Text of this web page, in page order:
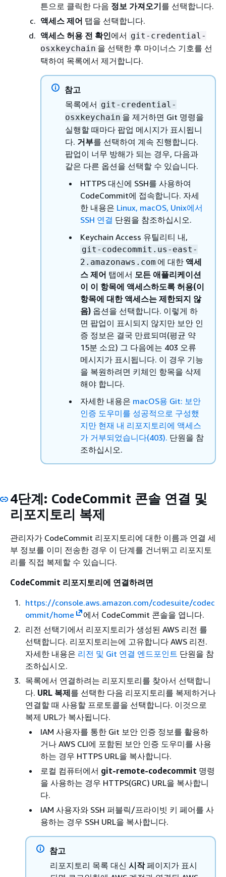
튼으로 클릭한 다음 정보 가져오기를 선택합니다.
액세스 제어 탭을 선택합니다.
액세스 허용 전 확인에서 git-credential-
osxkeychain 을 선택한 후 마이너스 기호를 선
택하여 목록에서 제거합니다.
참고
목록에서 git-credential-
osxkeychain 을 제거하면 Git 명령을
실행할 때마다 팝업 메시지가 표시됩니
다. 거부를 선택하여 계속 진행합니다.
팝업이 너무 방해가 되는 경우, 다음과
같은 다른 옵션을 선택할 수 있습니다.
HTTPS 대신에 SSH를 사용하여
CodeCommit에 접속합니다. 자세
한 내용은 Linux, macOS, Unix에서
SSH 연결 단원을 참조하십시오.
Keychain Access 유틸리티 내,
git-codecommit.us-east-
2.amazonaws.com 에 대한 액세
스 제어 탭에서 모든 애플리케이션
이 이 항목에 액세스하도록 허용(이
항목에 대한 액세스는 제한되지 않
음) 옵션을 선택합니다. 이렇게 하
면 팝업이 표시되지 않지만 보안 인
증 정보은 결국 만료되며(평균 약
15분 소요) 그 다음에는 403 오류
메시지가 표시됩니다. 이 경우 기능
을 복원하려면 키체인 항목을 삭제
해야 합니다.
자세한 내용은 macOS용 Git: 보안
인증 도우미를 성공적으로 구성했
지만 현재 내 리포지토리에 액세스
가 거부되었습니다(403). 단원을 참
조하십시오.
4단계: CodeCommit 콘솔 연결 및
리포지토리 복제
관리자가 CodeCommit 리포지토리에 대한 이름과 연결 세
부 정보를 이미 전송한 경우 이 단계를 건너뛰고 리포지토
리를 직접 복제할 수 있습니다.
CodeCommit 리포지토리에 연결하려면
https://console.aws.amazon.com/codesuite/codec
ommit/home
에서 CodeCommit 콘솔을 엽니다.
리전 선택기에서 리포지토리가 생성된 AWS 리전 를
선택합니다. 리포지토리는에 고유합니다 AWS 리전.
자세한 내용은 리전 및 Git 연결 엔드포인트 단원을 참
조하십시오.
목록에서 연결하려는 리포지토리를 찾아서 선택합니
다. URL 복제를 선택한 다음 리포지토리를 복제하거나
연결할 때 사용할 프로토콜을 선택합니다. 이것으로
복제 URL가 복사됩니다.
IAM 사용자를 통한 Git 보안 인증 정보를 활용하
거나 AWS CLI에 포함된 보안 인증 도우미를 사용
하는 경우 HTTPS URL을 복사합니다.
로컬 컴퓨터에서 git-remote-codecommit 명령
을 사용하는 경우 HTTPS(GRC) URL을 복사합니
다.
IAM 사용자와 SSH 퍼블릭/프라이빗 키 페어를 사
용하는 경우 SSH URL을 복사합니다.
참고
리포지토리 목록 대신 시작페이지가 표시